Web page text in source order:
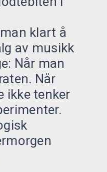
klart å
av musikk
Når man
Når
ikke tenker